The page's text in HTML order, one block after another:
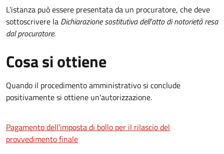
L'istanza può essere presentata da un procuratore, che deve
sottoscrivere la Dichiarazione sostitutiva dell'atto di notorietà resa
dal procuratore.
Cosa si ottiene
Quando il procedimento amministrativo si conclude
positivamente si ottiene un'autorizzazione.
Pagamento dell'imposta di bollo per il rilascio del
provvedimento finale